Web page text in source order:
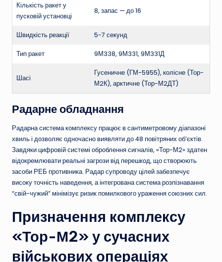
Кількість ракет у
пусковій установці
8, запас — до 16
Швидкість реакції 5-7 секунд
Тип ракет 9М338, 9М331, 9М331Д
Шасі
Гусеничне (ГМ-5955), колісне (Тор-
М2К), арктичне (Тор-М2ДТ)
Радарне обладнання
Радарна система комплексу працює в сантиметровому діапазоні
хвиль і дозволяє одночасно виявляти до 48 повітряних об’єктів.
Завдяки цифровій системі оброблення сигналів, «Тор-М2» здатен
відокремлювати реальні загрози від перешкод, що створюють
засоби РЕБ противника. Радар супроводу цілей забезпечує
високу точність наведення, а інтегрована система розпізнавання
“свій-чужий” мінімізує ризик помилкового ураження союзних сил.
Призначення комплексу
«Тор-М2» у сучасних
військових операціях